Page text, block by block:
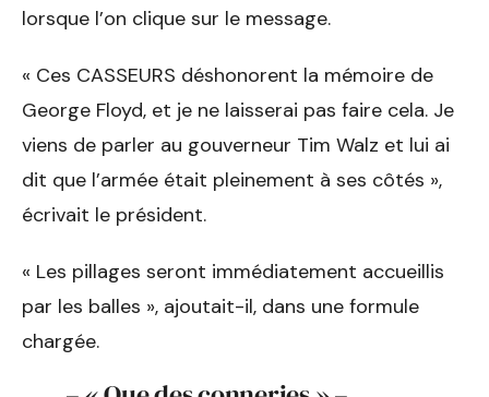
lorsque l’on clique sur le message.
« Ces CASSEURS déshonorent la mémoire de
George Floyd, et je ne laisserai pas faire cela. Je
viens de parler au gouverneur Tim Walz et lui ai
dit que l’armée était pleinement à ses côtés »,
écrivait le président.
« Les pillages seront immédiatement accueillis
par les balles », ajoutait-il, dans une formule
chargée.